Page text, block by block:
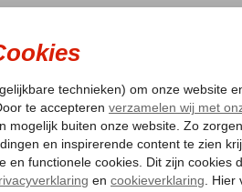
ZOMER 2026 ZONVAKANTIE
Laagsteprijsgarantie* Gratis